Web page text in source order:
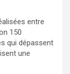
entre
150
qui dépassent
une